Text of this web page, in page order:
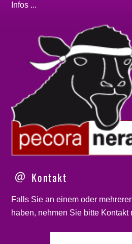
Infos ...
Kontakt
Falls Sie an einem oder
haben, nehmen Sie bitte Kontakt